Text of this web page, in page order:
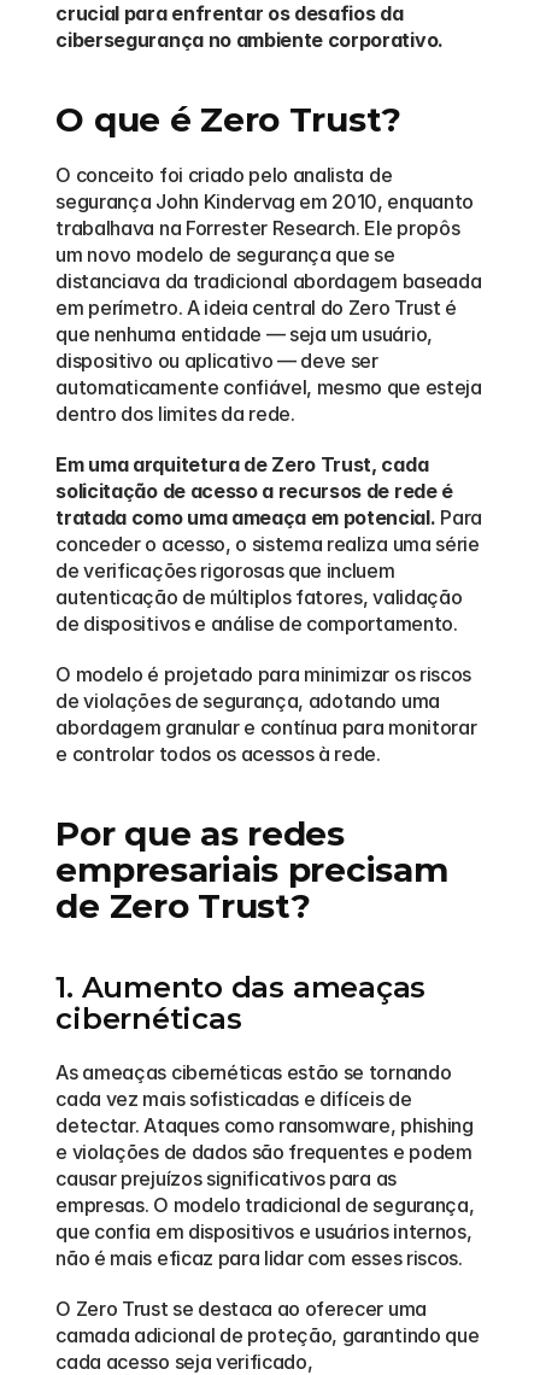
crucial para enfrentar os desafios da
cibersegurança no ambiente corporativo.
O que é Zero Trust?
O conceito foi criado pelo analista de
segurança John Kindervag em 2010, enquanto
trabalhava na Forrester Research. Ele propôs
um novo modelo de segurança que se
distanciava da tradicional abordagem baseada
em perímetro. A ideia central do Zero Trust é
que nenhuma entidade — seja um usuário,
dispositivo ou aplicativo — deve ser
automaticamente confiável, mesmo que esteja
dentro dos limites da rede.
Em uma arquitetura de Zero Trust, cada
solicitação de acesso a recursos de rede é
tratada como uma ameaça em potencial. Para
conceder o acesso, o sistema realiza uma série
de verificações rigorosas que incluem
autenticação de múltiplos fatores, validação
de dispositivos e análise de comportamento.
O modelo é projetado para minimizar os riscos
de violações de segurança, adotando uma
abordagem granular e contínua para monitorar
e controlar todos os acessos à rede.
Por que as redes
empresariais precisam
de Zero Trust?
1. Aumento das ameaças
cibernéticas
As ameaças cibernéticas estão se tornando
cada vez mais sofisticadas e difíceis de
detectar. Ataques como ransomware, phishing
e violações de dados são frequentes e podem
causar prejuízos significativos para as
empresas. O modelo tradicional de segurança,
que confia em dispositivos e usuários internos,
não é mais eficaz para lidar com esses riscos.
O Zero Trust se destaca ao oferecer uma
camada adicional de proteção, garantindo que
cada acesso seja verificado,